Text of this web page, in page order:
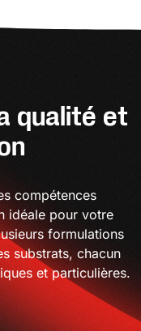
qualité et
compétences
idéale pour votre
formulations
substrats, chacun
et particulières.